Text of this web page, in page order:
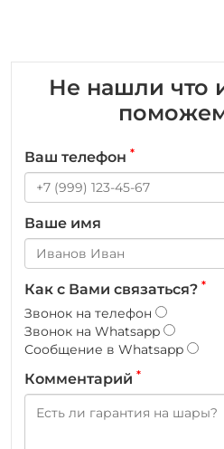
Не нашли что
Ваш телефон *
Ваше имя
Как с Вами связаться? *
Звонок на телефон
Звонок на Whatsapp
Сообщение в Whatsapp
Комментарий *